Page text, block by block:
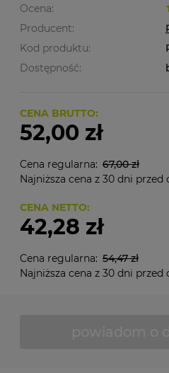
Ocena:
Producent:
Kod produktu:
Dostępność:
CENA BRUTTO:
52,00 zł
Cena regularna: 67,00 zł
Najniższa cena z 30 dni przed
CENA NETTO:
42,28 zł
Cena regularna: 54,47 zł
Najniższa cena z 30 dni przed